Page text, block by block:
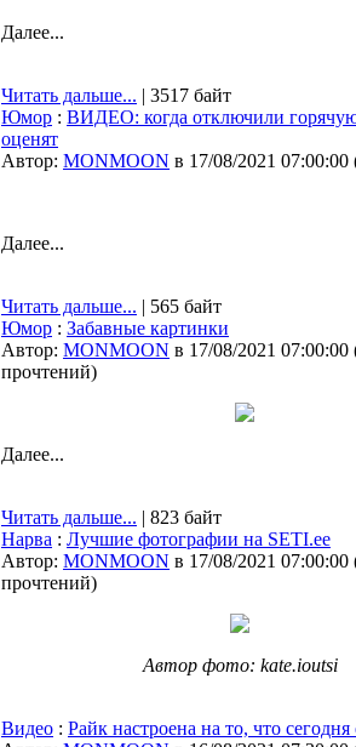
Далее...
Читать дальше... | 3517 байт
Юмор : ВИДЕО: когда отключили горячую
оценят
Автор: MONMOON в 17/08/2021 07:00:00
Далее...
Читать дальше... | 565 байт
Юмор : Забавные картинки
Автор: MONMOON в 17/08/2021 07:00:00
прочтений)
Далее...
Читать дальше... | 823 байт
Нарва : Лучшие фотографии на SETI.ee
Автор: MONMOON в 17/08/2021 07:00:00
прочтений)
Автор фото: kate.ioutsi
Видео : Райк настроена на то, что